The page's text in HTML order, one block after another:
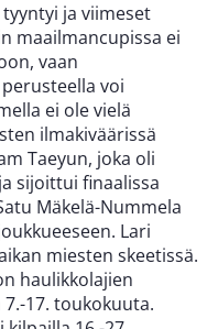
ja viimeset
maailmancupissa ei
vaan
voi
ei ole vielä
ilmakiväärissä
Taeyun, joka oli
sijoittui finaalissa
Mäkelä-Nummela
Lari
miesten skeetissä.
haulikkolajien
17. toukokuuta.